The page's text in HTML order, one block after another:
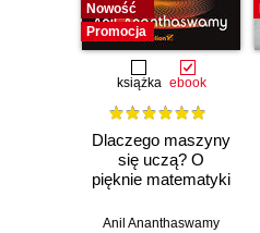
Nowość
Promocja
książka ebook
Dlaczego maszyny
się uczą? O
pięknie matematyki
współczesnej
Anil Ananthaswamy